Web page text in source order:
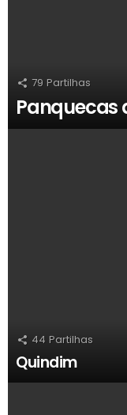
79 Partilhas
Panquecas
44 Partilhas
Quindim